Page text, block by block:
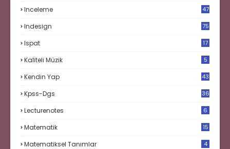
Inceleme 47
Indesign 75
Ispat
17
Kaliteli Müzik 5
Kendin Yap 43
Kpss-Dgs 36
Lecturenotes 6
Matematik
15
Matematiksel Tanımlar 4